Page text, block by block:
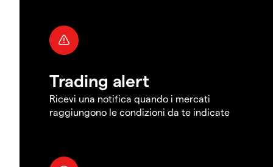
Trading alert
Ricevi una notifica quando i mercati
raggiungono le condizioni da te indicate